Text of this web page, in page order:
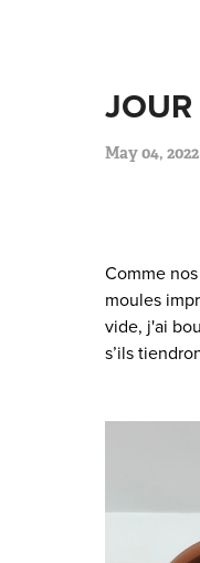
May 04, 2022
Comme
moules
vide, j'ai
s’ils